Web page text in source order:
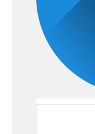
Marie
2.